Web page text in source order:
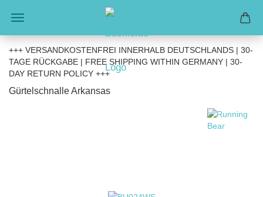
+++ VERSANDKOSTENFREI INNERHALB DEUTSCHLANDS | 30-
TAGE RÜCKGABE | FREE SHIPPING WITHIN GERMANY | 30-
DAY RETURN POLICY +++
Gürtelschnalle Arkansas